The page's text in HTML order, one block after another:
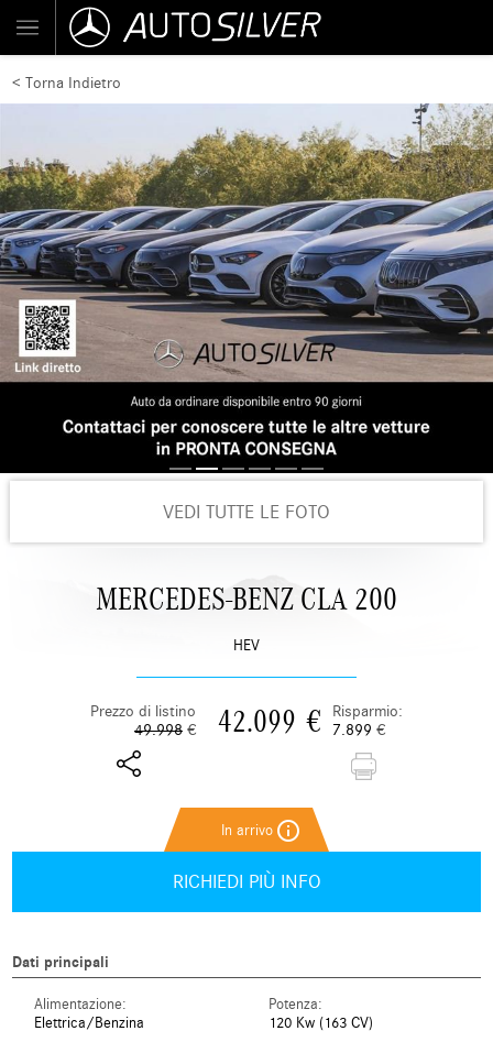
< Torna Indietro
VEDI TUTTE LE FOTO
MERCEDES-BENZ CLA 200
HEV
Prezzo di listino
49.998 € 42.099 €
Risparmio:
7.899 €
info_outline
RICHIEDI PIÙ INFO
Dati principali
Alimentazione:
Elettrica/Benzina
Potenza:
120 Kw (163 CV)